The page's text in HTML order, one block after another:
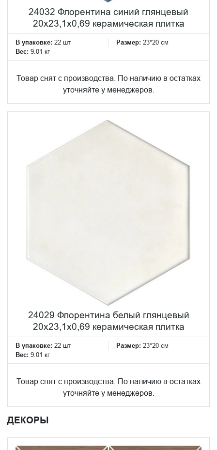
24032 Флорентина синий глянцевый
20x23,1x0,69 керамическая плитка
В упаковке: 22 шт Размер: 23*20 см
Вес: 9.01 кг
Товар снят с производства. По наличию в остатках
уточняйте у менеджеров.
24029 Флорентина белый глянцевый
20x23,1x0,69 керамическая плитка
В упаковке: 22 шт Размер: 23*20 см
Вес: 9.01 кг
Товар снят с производства. По наличию в остатках
уточняйте у менеджеров.
ДЕКОРЫ